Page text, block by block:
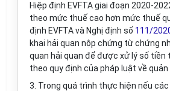
Hiệp định EVFTAgiai đoạn 2020-
theo mức thuế cao hơn mức thuế
định EVFTAvà Nghị định số 111/
khai hải quan nộp chứng từ chứng
quan hải quan để được xử lý số tiền
theo quy định của pháp luật về quản
3. Trong quá trình thực hiện nếu các